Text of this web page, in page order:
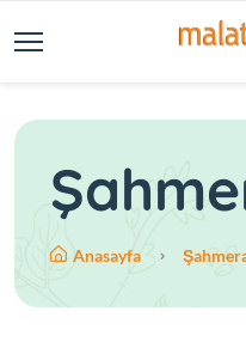
Anasayfa